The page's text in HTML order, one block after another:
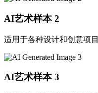
AI艺术样本 2
适用于各种设计和创意项
AI艺术样本 3